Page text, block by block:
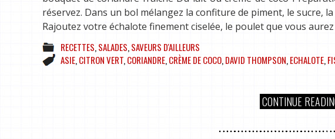
réservez. Dans un bol mélangez la confiture de piment, le sucre,
Rajoutez votre échalote finement ciselée, le poulet que vous
RECETTES,SALADES,SAVEURS D'AILLEURS
ASIE,CITRON VERT,CORIANDRE,CRÈME DE COCO,DAVID THOMPSON,ECHALOTE,
CONTINUE